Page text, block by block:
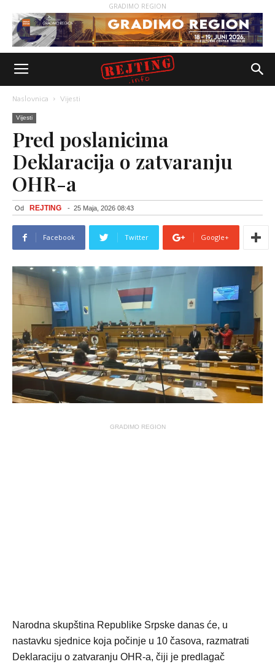
GRADIMO REGION
Naslovnica Vijesti
Vijesti
Pred poslanicima
Deklaracija o zatvaranju
OHR-a
Od REJTING - 25 Maja, 2026 08:43
Facebook Twitter Google+
GRADIMO REGION
Narodna skupština Republike Srpske danas će, u
nastavku sjednice koja počinje u 10 časova, razmatrati
Deklaraciju o zatvaranju OHR-a, čiji je predlagač